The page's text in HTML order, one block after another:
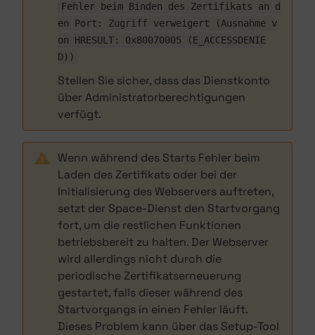
Fehler beim Binden des Zertifikats an d
en Port: Zugriff verweigert (Ausnahme v
on HRESULT: 0x80070005 (E_ACCESSDENIE
D))
Stellen Sie sicher, dass das Dienstkonto
über Administratorberechtigungen
verfügt.
Wenn während des Starts Fehler beim
Laden des Zertifikats oder bei der
Initialisierung des Webservers auftreten,
setzt der Space-Dienst den Startvorgang
fort, um die restlichen Funktionen
betriebsbereit zu halten. Der Webserver
wird allerdings nicht durch die
periodische Zertifikatserneuerung
gestartet, falls dieser während des
Startvorgangs in einen Fehler läuft.
Dieses Problem kann über das Setup-Tool